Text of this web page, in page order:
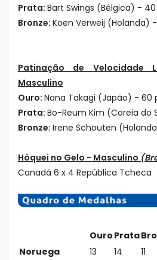
Prata: Bart Swings (Bélgica) -
Bronze: Koen Verweij (Holanda)
Patinação de Velocidade
Masculino
Ouro: Nana Takagi (Japão) - 60
Prata: Bo-Reum Kim (Coreia do
Bronze: Irene Schouten
Hóquei no Gelo - Masculino
Canadá 6 x 4 República Tcheca
Ouro Prata
Noruega
13 14 11